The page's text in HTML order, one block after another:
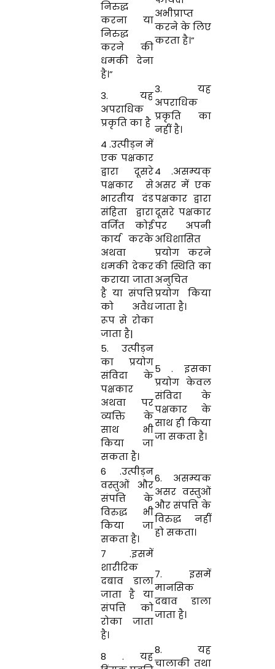
निरुद्ध
करना या
निरुद्ध
करने की
धमकी देना
है।”
अभीप्राप्त
करने के लिए
करता है।”
3. यह
अपराधिक
प्रकृति का है
3. यह
अपराधिक
प्रकृति का
नहीं है।
4 .उत्पीड़न में
एक पक्षकार
द्वारा दूसरे
पक्षकार से
भारतीय दंड
संहिता द्वारा
वर्जित कोई
कार्य करके
अथवा
धमकी देकर
कराया जाता
है या संपत्ति
को अवैध
रूप से रोका
जाता है|
4 .असम्यक्
असर में एक
पक्षकार द्वारा
दूसरे पक्षकार
पर अपनी
अधिशासित
प्रयोग करने
की स्थिति का
अनुचित
प्रयोग किया
जाता है।
5. उत्पीड़न
का प्रयोग
संविदा के
पक्षकार
अथवा पर
व्यक्ति के
साथ भी
किया जा
सकता है।
5 . इसका
प्रयोग केवल
संविदा के
पक्षकार के
साथ ही किया
जा सकता है।
6 .उत्पीड़न
वस्तुओं और
संपत्ति के
विरुद्ध भी
किया जा
सकता है।
6. असम्यक
असर वस्तुओं
और संपत्ति के
विरुद्ध नहीं
हो सकता।
7 .इसमें
शारीरिक
दबाव डाला
जाता है या
संपत्ति को
रोका जाता
है।
7. इसमें
मानसिक
दबाव डाला
जाता है।
8 . यह
8. यह
चालाकी तथा